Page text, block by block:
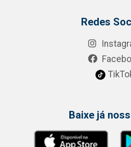
Redes
Baixe já